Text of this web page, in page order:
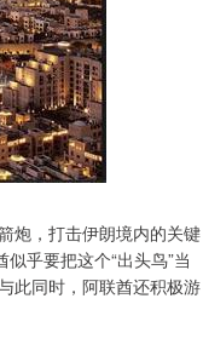
炮，打击伊朗境内的关键
乎要把这个“出头鸟”当
此同时，阿联酋还积极游